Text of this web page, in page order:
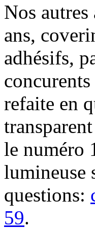
Nos
ans,
adhésifs,
refaite en
le numéro
lumineuse
questions:
59.